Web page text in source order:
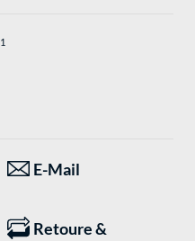
1
E-Mail
Retoure &